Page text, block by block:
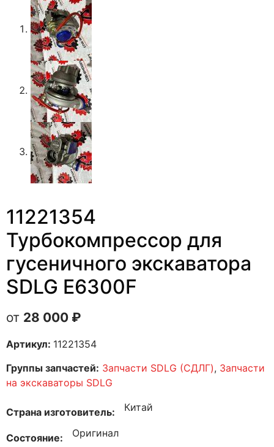
11221354
Турбокомпрессор для
гусеничного экскаватора
SDLG E6300F
28 000 ₽
Артикул: 11221354
Группы запчастей: Запчасти SDLG (СДЛГ), Запчасти
на экскаваторы SDLG
Страна изготовитель Китай
Состояние Оригинал